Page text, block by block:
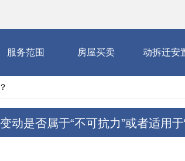
服务范围 房屋买卖 动拆迁安
动是否属于“不可抗力”或者适用于